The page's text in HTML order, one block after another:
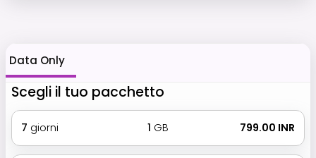
Data Only
Scegli il tuo pacchetto
7 giorni 1 GB ₹ 799.00 INR